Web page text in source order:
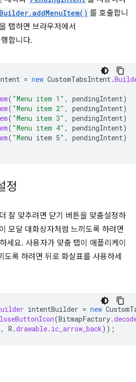
를 호출합니
탭하면 브라우저에서
합니다.
= new CustomTabsIntent.
( "Menu item 1" , pendingIntent)
( "Menu item 2" , pendingIntent)
( "Menu item 3" , pendingIntent)
( "Menu item 4" , pendingIntent)
( "Menu item 5" , pendingIntent)
정
잘 맞추려면 닫기 버튼을 맞춤설정하
모달 대화상자처럼 느끼도록 하려면
세요. 사용자가 맞춤 탭이 애플리케이
도록 하려면 뒤로 화살표를 사용하세
intentBuilder = new
(BitmapFactory.
R .drawable. ic_arrow_back));